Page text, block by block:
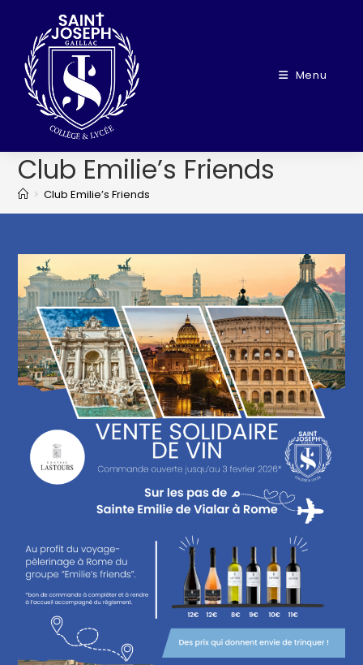
Menu
Club Emilie’s Friends
> Club Emilie’s Friends